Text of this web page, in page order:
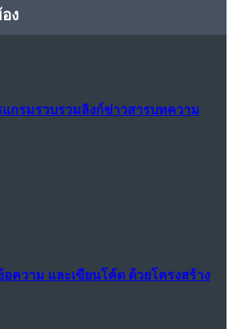
ง
รแกรมรวบรวมลิงก์ข่าวสารบทความ
ความ และเขียนโค้ด ด้วยโครงสร้าง